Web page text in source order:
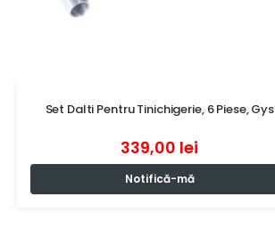
Set Dalti Pentru Tinichigerie, 6 Piese, Gys
339,00 lei
Notifică-mă